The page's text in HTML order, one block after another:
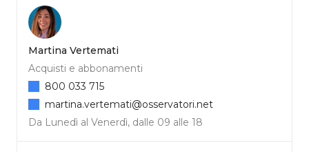
Martina Vertemati
Acquisti e abbonamenti
Da Lunedì al Venerdì, dalle 09 alle 18
800 033 715
martina.vertemati@osservatori.net